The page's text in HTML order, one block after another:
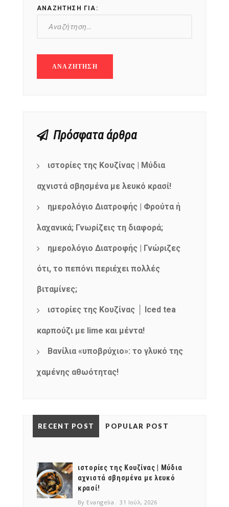
ΑΝΑΖΉΤΗΣΗ ΓΙΑ:
Πρόσφατα άρθρα
ιστορίες της Κουζίνας | Μύδια
αχνιστά σβησμένα με λευκό κρασί!
ημερολόγιο Διατροφής | Φρούτα ή
λαχανικά; Γνωρίζεις τη διαφορά;
ημερολόγιο Διατροφής | Γνώριζες
ότι, το πεπόνι περιέχει πολλές
βιταμίνες;
ιστορίες της Κουζίνας │ Iced tea
καρπούζι με lime και μέντα!
Βανίλια «υποβρύχιο»: το γλυκό της
χαμένης αθωότητας!
RECENT POST POPULAR POST
ιστορίες της Κουζίνας | Μύδια
αχνιστά σβησμένα με λευκό
κρασί!
By Evangelia 31 Ιούλ, 2026